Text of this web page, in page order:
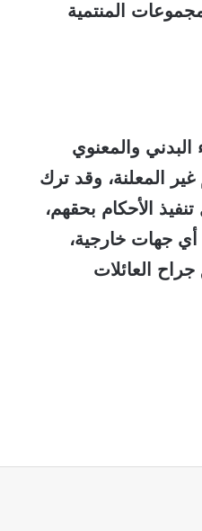
المنتمية
والمعنوي
المعلنة، وقد ترك
الأحكام بحقهم،
جهات خارجية،
العائلات